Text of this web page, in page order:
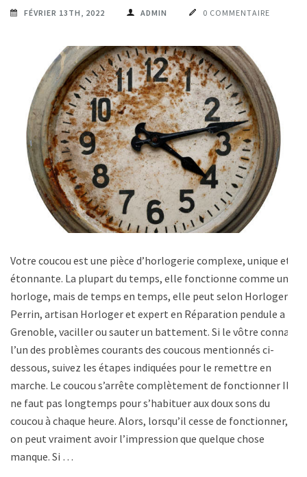
FÉVRIER 13TH, 2022 ADMIN 0 COMMENTAIRE
Votre coucou est une pièce d’horlogerie complexe, unique et
étonnante. La plupart du temps, elle fonctionne comme une
horloge, mais de temps en temps, elle peut selon Horlogerie
Perrin, artisan Horloger et expert en Réparation pendule a
Grenoble, vaciller ou sauter un battement. Si le vôtre connaît
l’un des problèmes courants des coucous mentionnés ci-
dessous, suivez les étapes indiquées pour le remettre en
marche. Le coucou s’arrête complètement de fonctionner Il
ne faut pas longtemps pour s’habituer aux doux sons du
coucou à chaque heure. Alors, lorsqu’il cesse de fonctionner,
on peut vraiment avoir l’impression que quelque chose
manque. Si …